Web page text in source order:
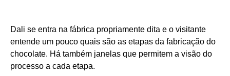
Dali se entra na fábrica propriamente dita e o visitante
entende um pouco quais são as etapas da fabricação do
chocolate. Há também janelas que permitem a visão do
processo a cada etapa.